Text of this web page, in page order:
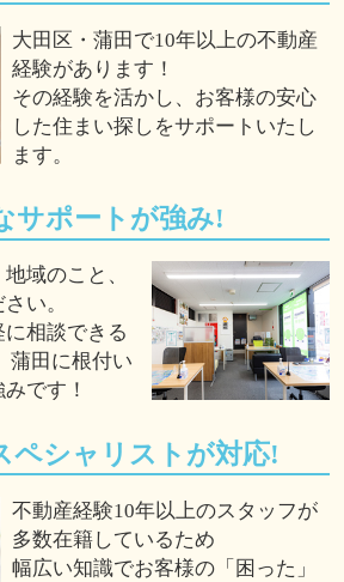
大田区・蒲田で10年以上の不動産
経験があります！
その経験を活かし、お客様の安心
した住まい探しをサポートいたし
ます。
サポートが強み!
域のこと、
い。
相談できる
蒲田に根付い
です！
ペシャリストが対応!
不動産経験10年以上のスタッフが
多数在籍しているため
幅広い知識でお客様の「困った」